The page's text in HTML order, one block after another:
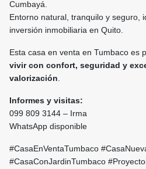
Cumbayá.
Entorno natural, tranquilo y seguro,
inversión inmobiliaria en Quito.
Esta casa en venta en Tumbaco es
vivir con confort, seguridad y
valorización
Informes y visitas:
099 809 3144 – Irma
WhatsApp disponible
#CasaEnVentaTumbaco
#CasaConJardinTumbaco